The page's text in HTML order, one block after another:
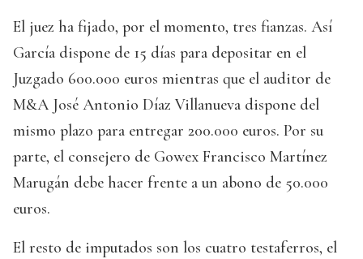
El juez ha fijado, por el momento, tres fianzas. Así
García dispone de 15 días para depositar en el
Juzgado 600.000 euros mientras que el auditor de
M&A José Antonio Díaz Villanueva dispone del
mismo plazo para entregar 200.000 euros. Por su
parte, el consejero de Gowex Francisco Martínez
Marugán debe hacer frente a un abono de 50.000
euros.
El resto de imputados son los cuatro testaferros, el